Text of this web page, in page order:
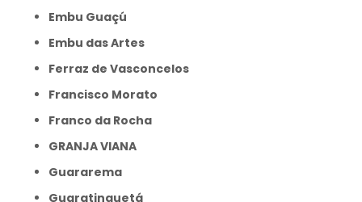
Embu Guaçú
Embu das Artes
Ferraz de Vasconcelos
Francisco Morato
Franco da Rocha
GRANJA VIANA
Guararema
Guaratinguetá